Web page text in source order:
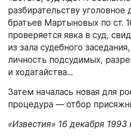
разбирательству
братьев Мартыновых по ст.
проверяется явка в суд,
из зала судебного
личность подсудимых,
и ходатайства...
Затем началась новая для
процедура — отбор
«Известия» 16 декабря 1993